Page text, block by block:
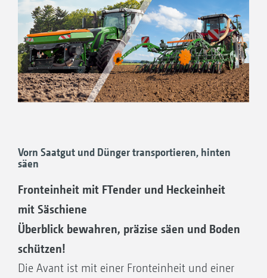
Kreiselegge KE Rotamix, Kreiselgrubber KX/KG
Cultimix oder Anbau-Kompaktscheinegge
CombiDisc und vielfältiges Walzenprogramm
für optimale Saatbettbereitung.
5. Präzise Saat mit RoTeC-Einscheibenschar
Vorn Saatgut und Dünger transportieren, hinten
säen
Fronteinheit mit FTender und Heckeinheit
mit Säschiene
Überblick bewahren, präzise säen und Boden
schützen!
Die Avant ist mit einer Fronteinheit und einer